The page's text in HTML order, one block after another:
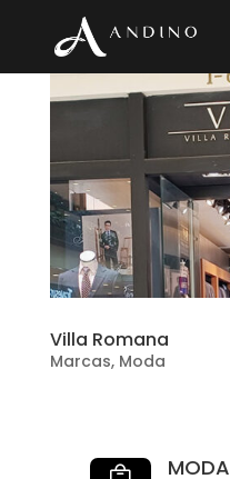
Villa Romana
Marcas, Moda
MODA